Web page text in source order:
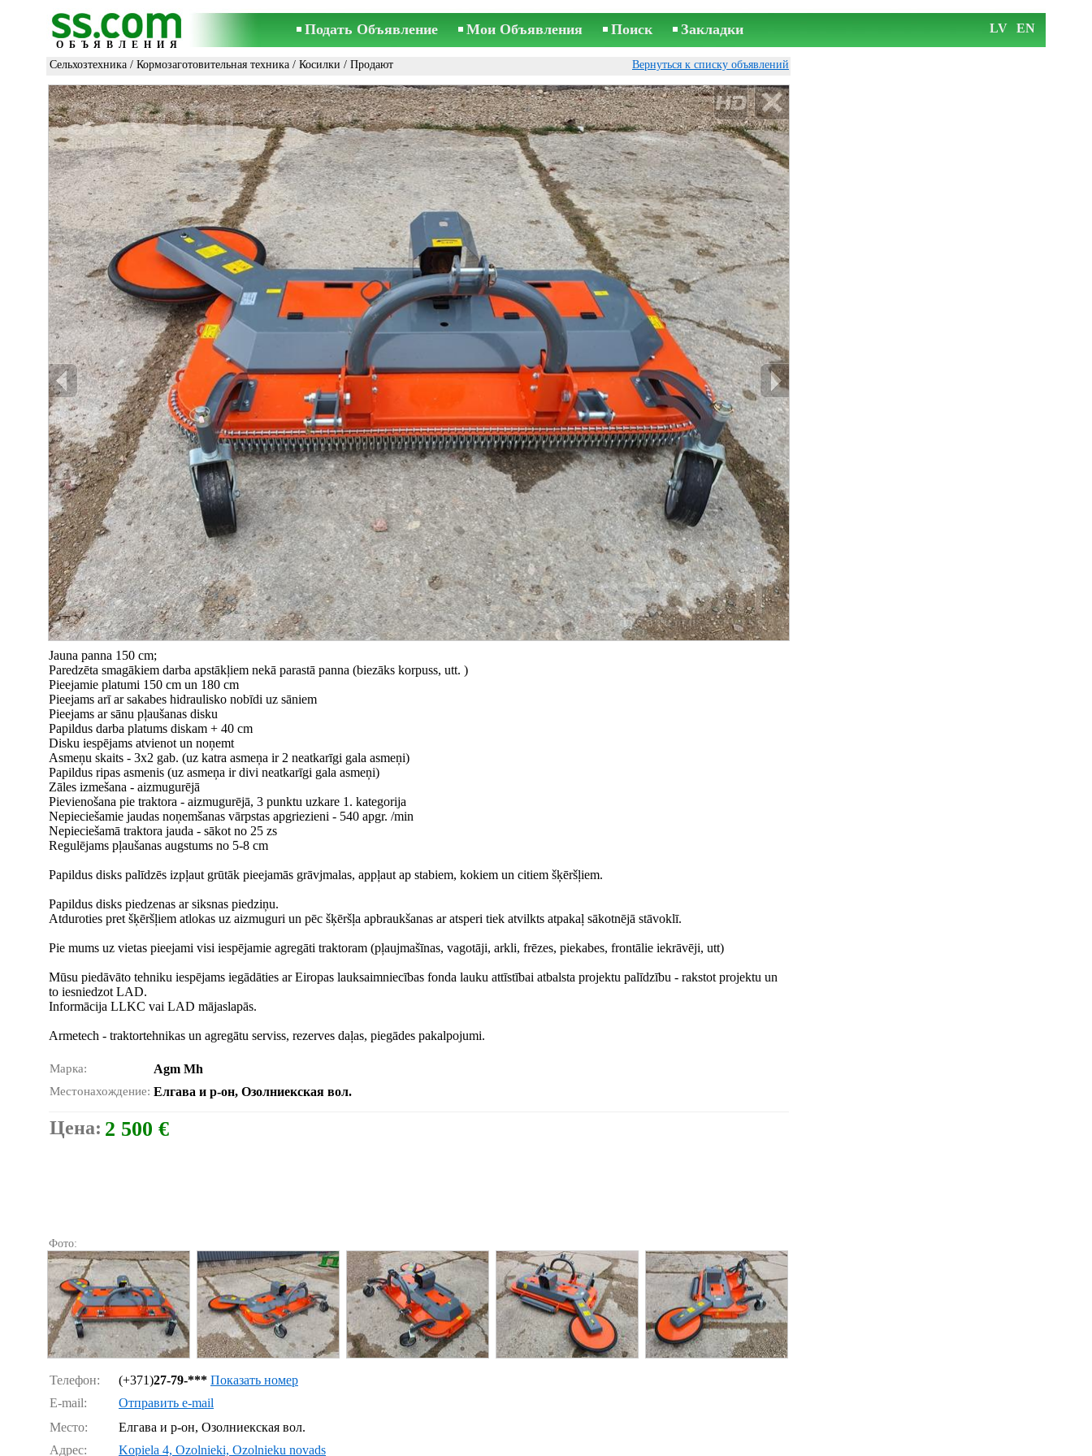
ОБЪЯВЛЕНИЯ
Подать Объявление Мои Объявления Поиск Закладки LV EN
Сельхозтехника / Кормозаготовительная техника / Косилки / Продают Вернуться к списку объявлений
Jauna panna 150 cm;
Paredzēta smagākiem darba apstākļiem nekā parastā panna (biezāks korpuss, utt. )
Pieejamie platumi 150 cm un 180 cm
Pieejams arī ar sakabes hidraulisko nobīdi uz sāniem
Pieejams ar sānu pļaušanas disku
Papildus darba platums diskam + 40 cm
Disku iespējams atvienot un noņemt
Asmeņu skaits - 3x2 gab. (uz katra asmeņa ir 2 neatkarīgi gala asmeņi)
Papildus ripas asmenis (uz asmeņa ir divi neatkarīgi gala asmeņi)
Zāles izmešana - aizmugurējā
Pievienošana pie traktora - aizmugurējā, 3 punktu uzkare 1. kategorija
Nepieciešamie jaudas noņemšanas vārpstas apgriezieni - 540 apgr. /min
Nepieciešamā traktora jauda - sākot no 25 zs
Regulējams pļaušanas augstums no 5-8 cm
Papildus disks palīdzēs izpļaut grūtāk pieejamās grāvjmalas, appļaut ap stabiem, kokiem un citiem šķēršļiem.
Papildus disks piedzenas ar siksnas piedziņu.
Atduroties pret šķēršļiem atlokas uz aizmuguri un pēc šķēršļa apbraukšanas ar atsperi tiek atvilkts atpakaļ sākotnējā stāvoklī.
Pie mums uz vietas pieejami visi iespējamie agregāti traktoram (pļaujmašīnas, vagotāji, arkli, frēzes, piekabes, frontālie iekrāvēji, utt)
Mūsu piedāvāto tehniku iespējams iegādāties ar Eiropas lauksaimniecības fonda lauku attīstībai atbalsta projektu palīdzību - rakstot projektu un
to iesniedzot LAD.
Informācija LLKC vai LAD mājaslapās.
Armetech - traktortehnikas un agregātu serviss, rezerves daļas, piegādes pakalpojumi.
Марка: Agm Mh
Местонахождение: Елгава и р-он, Озолниекская вол.
Цена: 2 500 €
Фото:
Телефон: (+371)27-79-*** Показать номер
E-mail:
Отправить e-mail
Место:
Елгава и р-он, Озолниекская вол.
Адрес:
Kopiela 4, Ozolnieki, Ozolnieku novads